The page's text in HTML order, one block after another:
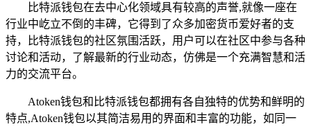
比特派钱包在去中心化领域具有较高的声誉,就像一座在
行业中屹立不倒的丰碑，它得到了众多加密货币爱好者的支
持，比特派钱包的社区氛围活跃，用户可以在社区中参与各种
讨论和活动，了解最新的行业动态，仿佛是一个充满智慧和活
力的交流平台。
Atoken钱包和比特派钱包都拥有各自独特的优势和鲜明的
特点,Atoken钱包以其简洁易用的界面和丰富的功能，如同一